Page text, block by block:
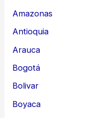
Amazonas
Antioquia
Arauca
Bogotá
Bolivar
Boyaca